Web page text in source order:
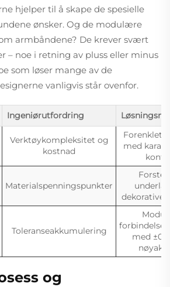
hjelper til å skape de spesielle
ønsker. Og de modulære
armbåndene? De krever svært
– noe i retning av pluss eller minus
som løser mange av de
vanligvis står ovenfor.
Ingeniørutfordring
Verktøykompleksitet og
kostnad
Forenklet
med
Materialspenningspunkter
dekorative
Toleranseakkumulering
med
og